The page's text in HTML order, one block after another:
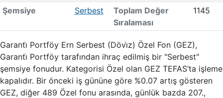
Şemsiye
Serbest
Toplam Değer
Sıralaması
1145
Garanti̇ Portföy Ern Serbest (Dövi̇z) Özel Fon (GEZ),
Garanti̇ Portföy tarafından ihraç edilmiş bir "Serbest"
şemsiye fonudur. Kategorisi Özel olan GEZ TEFAS’ta işleme
kapalıdır. Bir önceki iş gününe göre %0.07 artış gösteren
GEZ, diğer 489 Özel fonu arasında, günlük bazda 207.,